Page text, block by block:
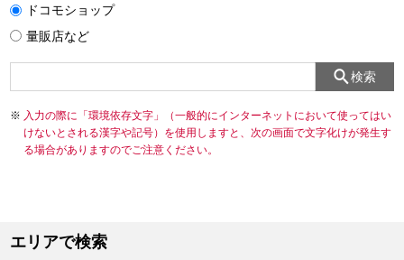
ドコモショップ
量販店など
検索
入力の際に「環境依存文字」（一般的にインターネットにおいて使ってはい
けないとされる漢字や記号）を使用しますと、次の画面で文字化けが発生す
る場合がありますのでご注意ください。
エリアで検索